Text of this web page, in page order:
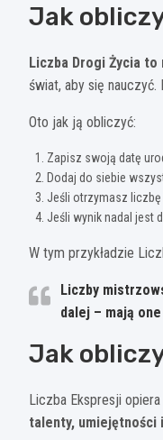
Jak
Liczba Drogi Życia
świat, aby się nauczyć.
Oto jak ją obliczyć:
Zapisz swoją datę
Dodaj do siebie
Jeśli otrzymasz
Jeśli wynik nadal jest
W tym przykładzie
Liczby
dalej – mają
Jak
Liczba Ekspresji
talenty, umiejętności